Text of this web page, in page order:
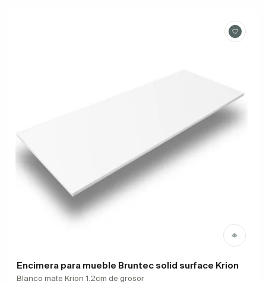
Encimera para mueble Bruntec solid surface Krion
Blanco mate Krion 1.2cm de grosor